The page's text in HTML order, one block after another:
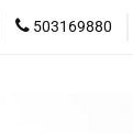
503169880